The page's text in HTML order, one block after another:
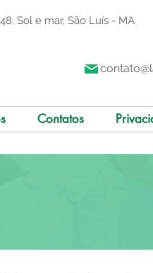
Sol e mar, São Luís - MA
Contatos